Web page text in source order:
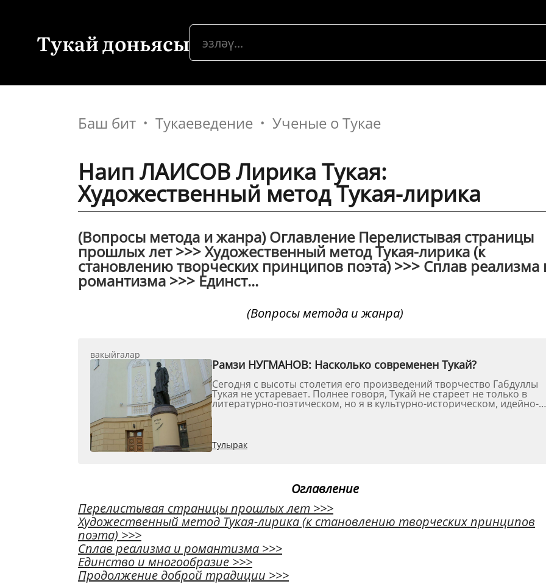
Тукай доньясы
Баш бит Тукаеведение Ученые о Тукае
Наип ЛАИСОВ Лирика Тукая:
Художественный метод Тукая-лирика
(Вопросы метода и жанра) Оглавление Перелистывая страницы
прошлых лет >>> Художественный метод Тукая-лирика (к
становлению творческих принципов поэта) >>> Сплав реализма
романтизма >>> Единст...
(Вопросы метода и жанра)
вакыйгалар
Рамзи НУГМАНОВ: Насколько современен Тукай?
Сегодня с высоты столетия его произведений творчество Габдуллы
Тукая не устаревает. Полнее говоря, Тукай не стареет не только в
литературно-поэтическом, но я в культурно-историческом, идейно-
Тулырак
Оглавление
Перелистывая страницы прошлых лет >>>
Художественный метод Тукая-лирика (к становлению творческих принципов
поэта) >>>
Сплав реализма и романтизма >>>
Единство и многообразие >>>
Продолжение доброй традиции >>>